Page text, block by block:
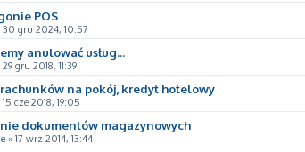
POS
30 gru 2024, 10:57
anulować usług...
29 gru 2018, 11:39
rachunków na pokój, kredyt hotelowy
15 cze 2018, 19:05
dokumentów magazynowych
»17 wrz 2014, 13:44